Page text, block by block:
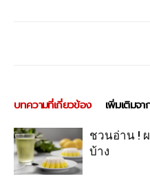
บทความที่เกี่ยวข้อง เพิ่มเติมจ
ชวนอ่าน !
บ้าง